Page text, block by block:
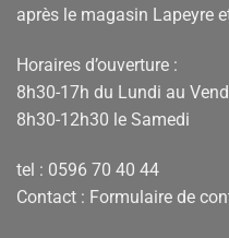
après le magasin Lapeyre
Horaires d’ouverture :
8h30-17h du Lundi au
8h30-12h30 le Samedi
tel : 0596 70 40 44
Contact : Formulaire de